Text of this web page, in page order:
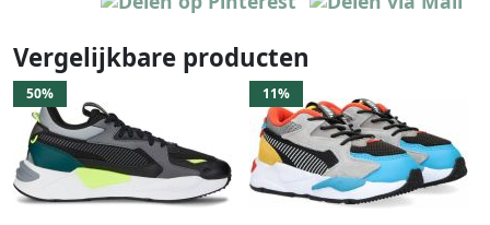
Vergelijkbare producten
50% 11%